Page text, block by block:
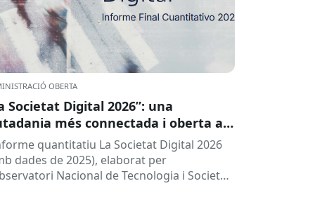
OBERTA
Societat Digital 2026”: una
més connectada i oberta a
artificial
quantitatiu La Societat Digital 2026
dades de 2025), elaborat per
Nacional de Tecnologia i Societat